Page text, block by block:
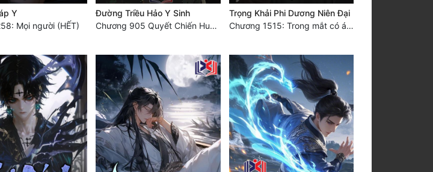
Y
Mọi người (HẾT)
Đường Triều Hảo Y Sinh
Chương 905 Quyết Chiến Huyền Vũ Môn (HẾT)
Trọng Khải Phi Dương Niên Đại
Chương 1515: Trong mắt có ánh sáng, quang trong có ngươi (Đại kết cục)